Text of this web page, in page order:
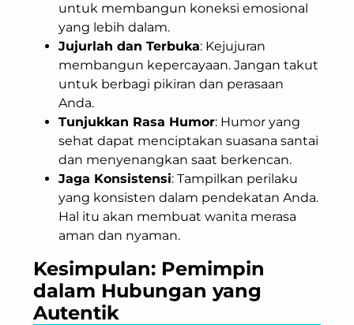
untuk membangun koneksi emosional
yang lebih dalam.
Jujurlah dan Terbuka: Kejujuran
membangun kepercayaan. Jangan takut
untuk berbagi pikiran dan perasaan
Anda.
Tunjukkan Rasa Humor: Humor yang
sehat dapat menciptakan suasana santai
dan menyenangkan saat berkencan.
Jaga Konsistensi: Tampilkan perilaku
yang konsisten dalam pendekatan Anda.
Hal itu akan membuat wanita merasa
aman dan nyaman.
Kesimpulan: Pemimpin
dalam Hubungan yang
Autentik